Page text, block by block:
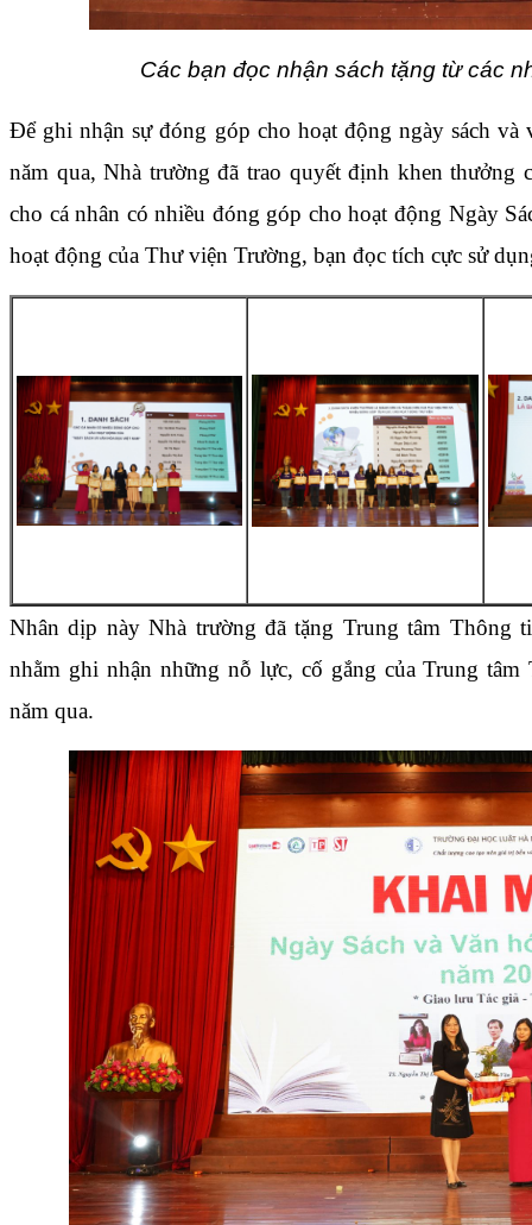
Các bạn đọc nhận sách tặng từ các
Để ghi nhận sự đóng góp cho hoạt động ngày sách và
năm qua, Nhà trường đã trao quyết định khen thưởng
cho cá nhân có nhiều đóng góp cho hoạt động Ngày
hoạt động của Thư viện Trường, bạn đọc tích cực sử
Nhân dịp này Nhà trường đã tặng Trung tâm Thông
nhằm ghi nhận những nỗ lực, cố gắng của Trung
năm qua.